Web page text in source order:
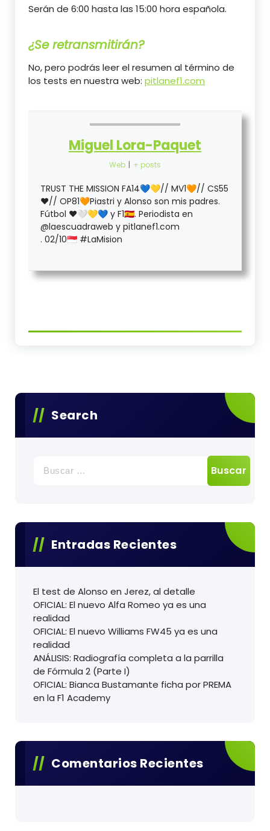
Serán de 6:00 hasta las 15:00 hora española.
¿Se retransmitirán?
No, pero podrás leer el resumen al término de
los tests en nuestra web: pitlanef1.com
Miguel Lora-Paquet
Web | + posts
TRUST THE MISSION FA14💙💛// MV1🧡// CS55
❤️// OP81🧡Piastri y Alonso son mis padres.
Fútbol ❤️🤍💛💙 y F1🇪🇦. Periodista en
@laescuadraweb y pitlanef1.com
. 02/10🇸🇬 #LaMision
Search
Entradas Recientes
El test de Alonso en Jerez, al detalle
OFICIAL: El nuevo Alfa Romeo ya es una
realidad
OFICIAL: El nuevo Williams FW45 ya es una
realidad
ANÁLISIS: Radiografía completa a la parrilla
de Fórmula 2 (Parte I)
OFICIAL: Bianca Bustamante ficha por PREMA
en la F1 Academy
Comentarios Recientes